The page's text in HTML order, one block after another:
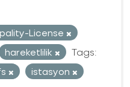
License
hareketlilik
Tags:
istasyon